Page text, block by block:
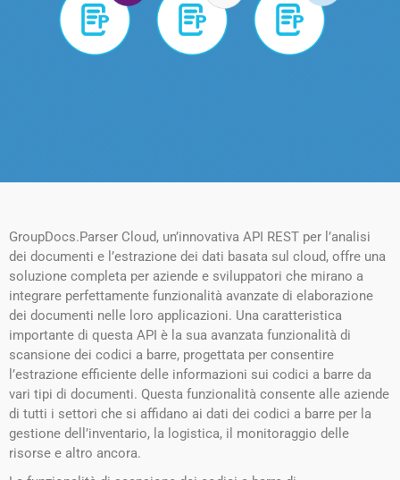
GroupDocs.Parser Cloud, un’innovativa API REST per l’analisi
dei documenti e l’estrazione dei dati basata sul cloud, offre una
soluzione completa per aziende e sviluppatori che mirano a
integrare perfettamente funzionalità avanzate di elaborazione
dei documenti nelle loro applicazioni. Una caratteristica
importante di questa API è la sua avanzata funzionalità di
scansione dei codici a barre, progettata per consentire
l’estrazione efficiente delle informazioni sui codici a barre da
vari tipi di documenti. Questa funzionalità consente alle aziende
di tutti i settori che si affidano ai dati dei codici a barre per la
gestione dell’inventario, la logistica, il monitoraggio delle
risorse e altro ancora.